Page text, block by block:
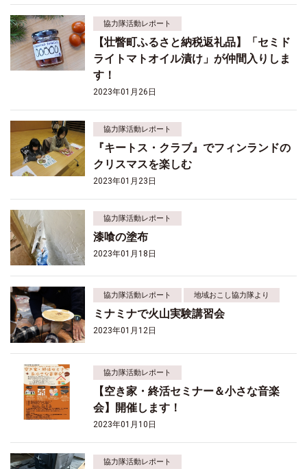
協力隊活動レポート
【壮瞥町ふるさと納税返礼品】「セミド
ライトマトオイル漬け」が仲間入りしま
す！
2023年01月26日
協力隊活動レポート
『キートス・クラブ』でフィンランドの
クリスマスを楽しむ
2023年01月23日
協力隊活動レポート
漆喰の塗布
2023年01月18日
協力隊活動レポート 地域おこし協力隊より
ミナミナで火山実験講習会
2023年01月12日
協力隊活動レポート
【空き家・終活セミナー＆小さな音楽
会】開催します！
2023年01月10日
協力隊活動レポート